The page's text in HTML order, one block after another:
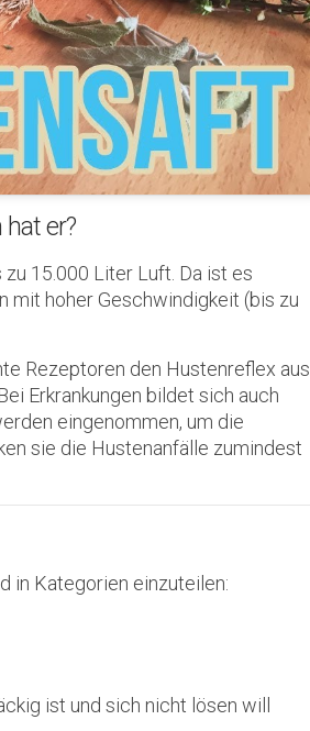
er?
15.000 Liter Luft. Da ist es
mit hoher Geschwindigkeit (bis zu
Rezeptoren den Hustenreflex aus.
Erkrankungen bildet sich auch
eingenommen, um die
sie die Hustenanfälle zumindest
in Kategorien einzuteilen:
ist und sich nicht lösen will